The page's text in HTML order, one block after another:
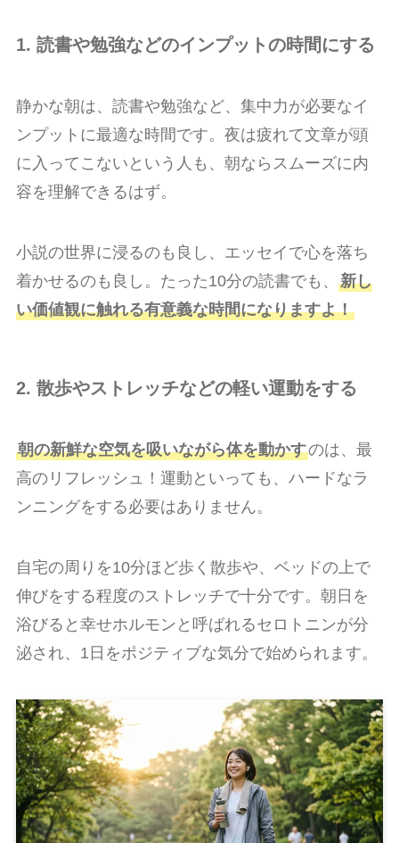
1. 読書や勉強などのインプットの時間にする
静かな朝は、読書や勉強など、集中力が必要なイ
ンプットに最適な時間です。夜は疲れて文章が頭
に入ってこないという人も、朝ならスムーズに内
容を理解できるはず。
小説の世界に浸るのも良し、エッセイで心を落ち
着かせるのも良し。たった10分の読書でも、 新し
い価値観に触れる有意義な時間になりますよ！
2. 散歩やストレッチなどの軽い運動をする
朝の新鮮な空気を吸いながら体を動かすのは、最
高のリフレッシュ！運動といっても、ハードなラ
ンニングをする必要はありません。
自宅の周りを10分ほど歩く散歩や、ベッドの上で
伸びをする程度のストレッチで十分です。朝日を
浴びると幸せホルモンと呼ばれるセロトニンが分
泌され、1日をポジティブな気分で始められます。